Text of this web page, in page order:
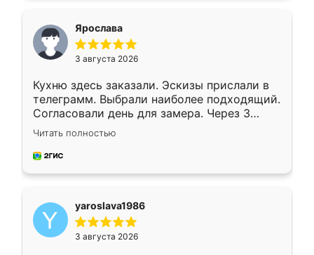
Ярослава
3 августа 2026
Кухню здесь заказали. Эскизы прислали в
телеграмм. Выбрали наиболее подходящий.
Согласовали день для замера. Через 3
недели кухня была уже готова. Остались
довольны работой. Спасибо Ренессанс
мебель за качественную работу!
Читать полностью
yaroslava1986
3 августа 2026